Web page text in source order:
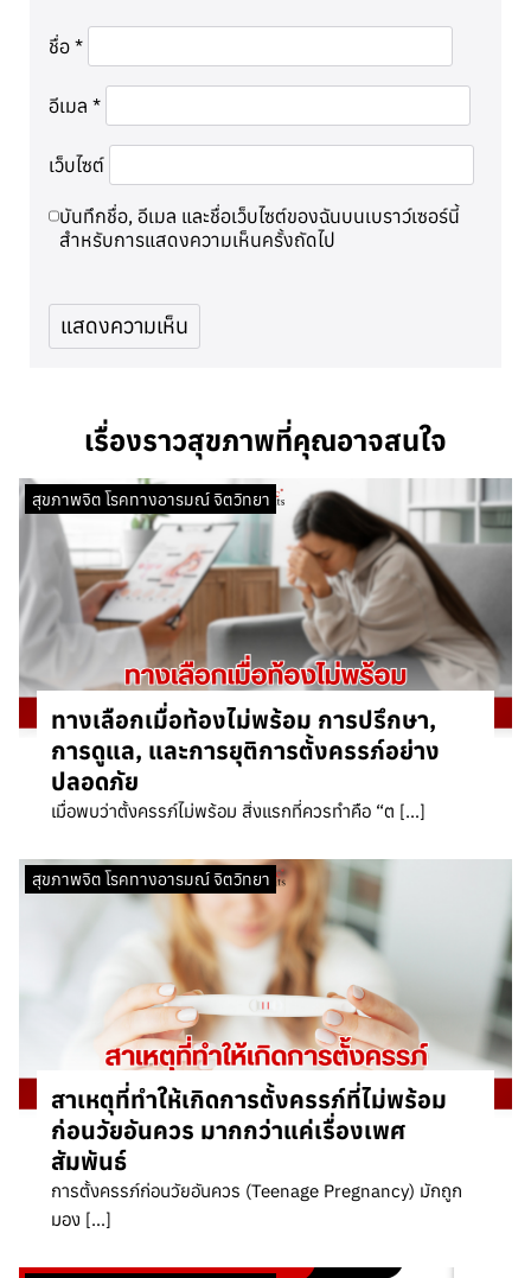
ชื่อ *
อีเมล *
เว็บไซต์
บันทึกชื่อ, อีเมล และชื่อเว็บไซต์ของฉันบนเบราว์เซอร์นี้
สำหรับการแสดงความเห็นครั้งถัดไป
เรื่องราวสุขภาพที่คุณอาจสนใจ
สุขภาพจิต โรคทางอารมณ์ จิตวิทยา
ทางเลือกเมื่อท้องไม่พร้อม การปรึกษา,
การดูแล, และการยุติการตั้งครรภ์อย่าง
ปลอดภัย
เมื่อพบว่าตั้งครรภ์ไม่พร้อม สิ่งแรกที่ควรทำคือ “ต […]
สุขภาพจิต โรคทางอารมณ์ จิตวิทยา
สาเหตุที่ทำให้เกิดการตั้งครรภ์ที่ไม่พร้อม
ก่อนวัยอันควร มากกว่าแค่เรื่องเพศ
สัมพันธ์
การตั้งครรภ์ก่อนวัยอันควร (Teenage Pregnancy) มักถูก
มอง […]